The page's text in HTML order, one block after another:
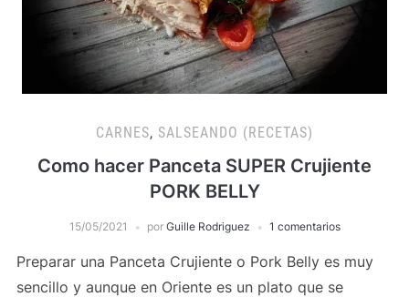
CARNES, SALSEANDO (RECETAS)
Como hacer Panceta SUPER Crujiente
PORK BELLY
15/05/2021 por Guille Rodriguez 1 comentarios
Preparar una Panceta Crujiente o Pork Belly es muy
sencillo y aunque en Oriente es un plato que se